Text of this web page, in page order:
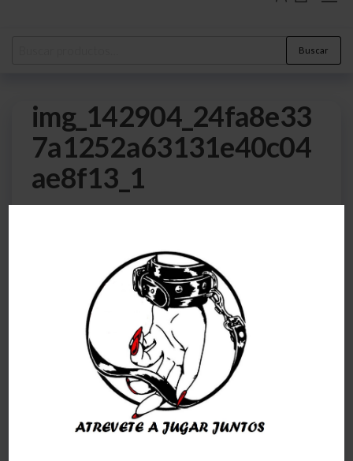
Buscar
img_142904_24fa8e33
7a1252a63131e40c04
ae8f13_1
0